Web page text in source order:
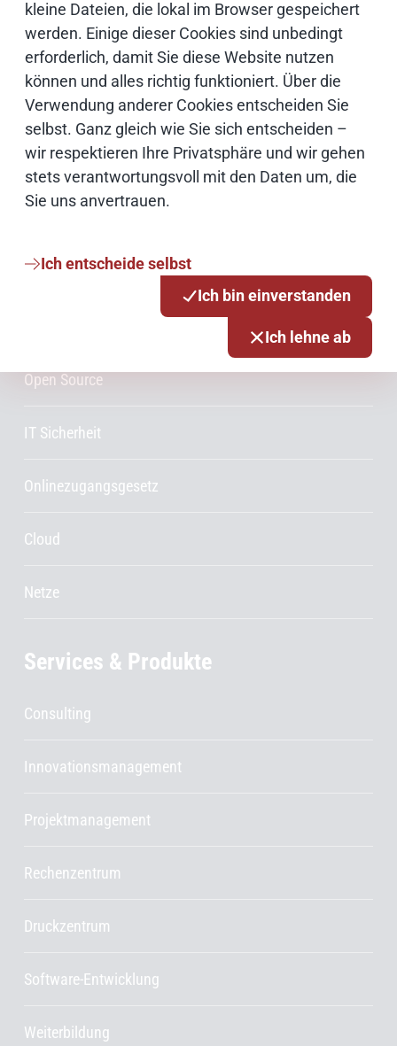
kleine Dateien, die lokal im Browser gespeichert
werden. Einige dieser Cookies sind unbedingt
erforderlich, damit Sie diese Website nutzen
können und alles richtig funktioniert. Über die
Verwendung anderer Cookies entscheiden Sie
selbst. Ganz gleich wie Sie sich entscheiden –
wir respektieren Ihre Privatsphäre und wir gehen
stets verantwortungsvoll mit den Daten um, die
Sie uns anvertrauen.
Ich entscheide selbst
Ich bin einverstanden
Ich lehne ab
News-Redaktion
E-Mail schreiben
Weiterführende Informationen
Bildnachweise
Schwerpunktthemen
Open Source
IT Sicherheit
Onlinezugangsgesetz
Cloud
Netze
Services & Produkte
Consulting
Innovationsmanagement
Projektmanagement
Rechenzentrum
Druckzentrum
Software-Entwicklung
Weiterbildung